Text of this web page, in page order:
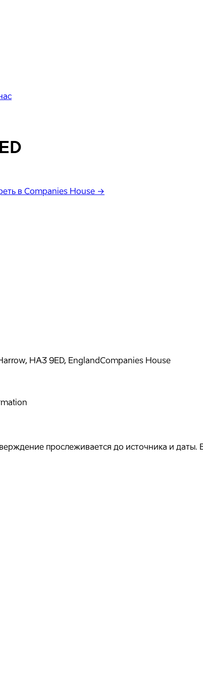
в Companies House →
HA3 9ED, EnglandCompanies House
прослеживается до источника и даты.